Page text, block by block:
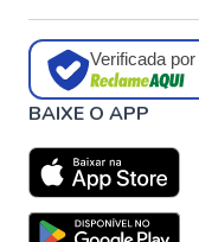
Verificada por
BAIXE O APP